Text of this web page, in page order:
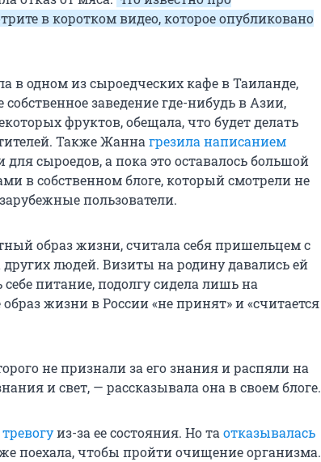
в коротком видео, которое опубликовано
в одном из сыроедческих кафе в Таиланде,
заведение где-нибудь в Азии,
фруктов, обещала, что будет делать
Также Жанна грезила написанием
для сыроедов, а пока это оставалось большой
в собственном блоге, который смотрели не
пользователи.
образ жизни, считала себя пришельцем с
людей. Визиты на родину давались ей
питание, подолгу сидела лишь на
жизни в России «не принят» и «считается
не признали за его знания и распяли на
и свет, — рассказывала она в своем блоге.
из-за ее состояния. Но та отказывалась
поехала, чтобы пройти очищение организма.